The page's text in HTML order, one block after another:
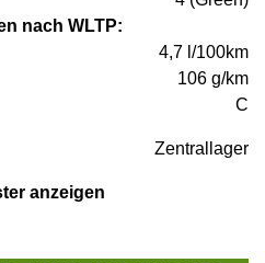
nach WLTP:
4,7 l/100km
106 g/km
C
Zentrallager
anzeigen